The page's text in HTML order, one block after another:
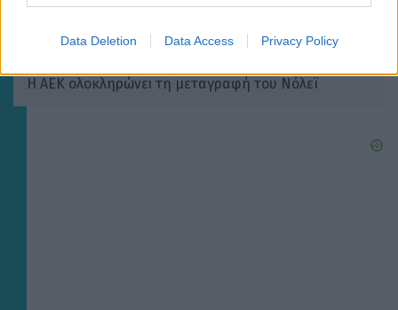
Data Deletion Data Access Privacy Policy
Η ΑΕΚ ολοκληρώνει τη μεταγραφή του Νόλεϊ